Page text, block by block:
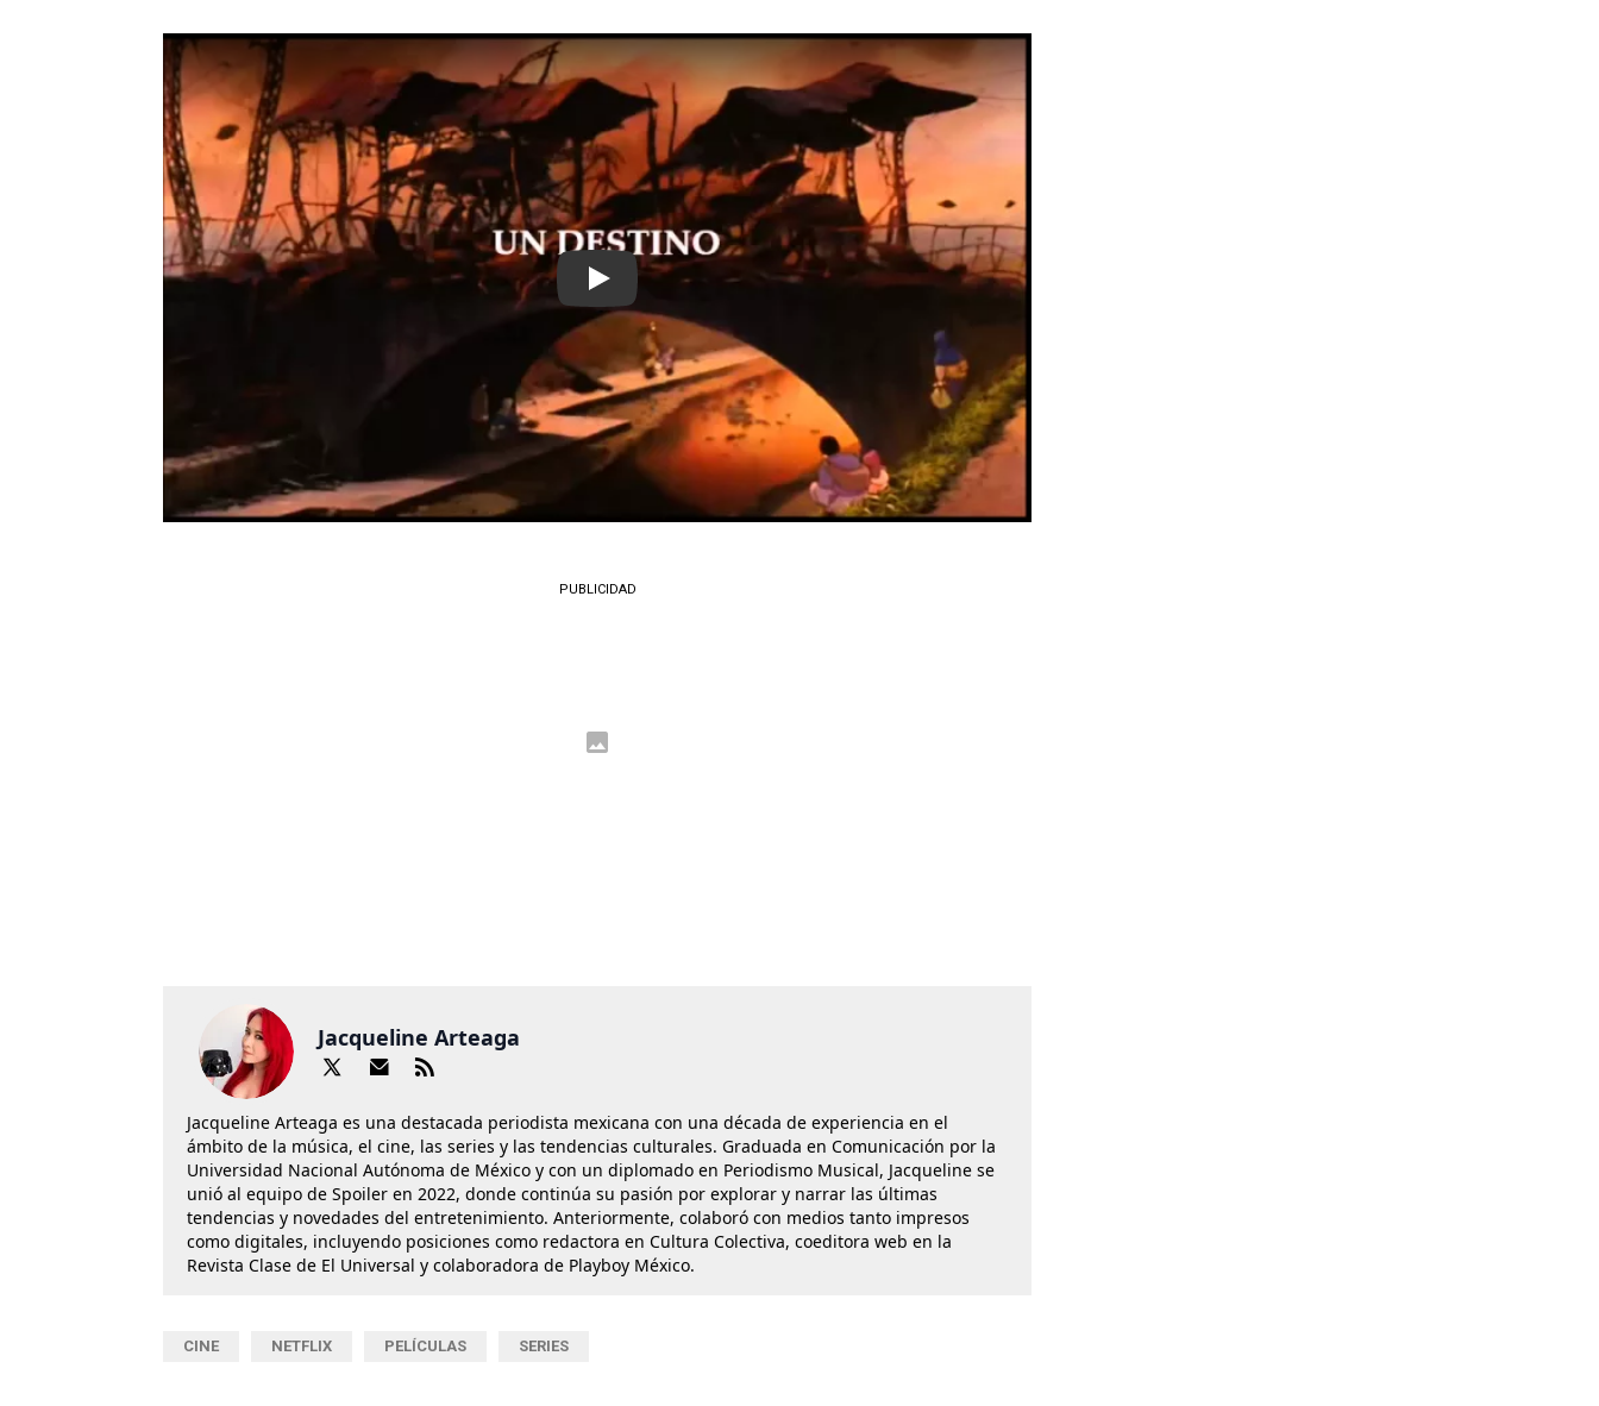
Play
PUBLICIDAD
Jacqueline Arteaga
Jacqueline Arteaga es una destacada periodista mexicana con una década de experiencia en el
ámbito de la música, el cine, las series y las tendencias culturales. Graduada en Comunicación por la
Universidad Nacional Autónoma de México y con un diplomado en Periodismo Musical, Jacqueline se
unió al equipo de Spoiler en 2022, donde continúa su pasión por explorar y narrar las últimas
tendencias y novedades del entretenimiento. Anteriormente, colaboró con medios tanto impresos
como digitales, incluyendo posiciones como redactora en Cultura Colectiva, coeditora web en la
Revista Clase de El Universal y colaboradora de Playboy México.
CINE NETFLIX PELÍCULAS SERIES